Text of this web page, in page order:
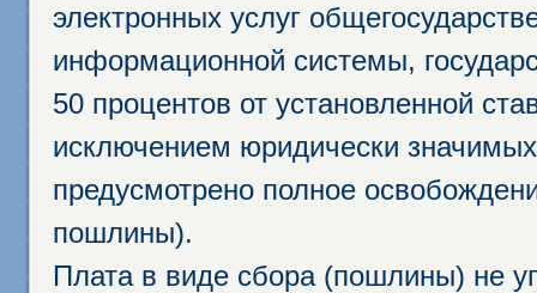
электронных услуг
информационной системы,
50 процентов от установленной
исключением юридически
предусмотрено полное
пошлины).
Плата в виде сбора (пошлины) не